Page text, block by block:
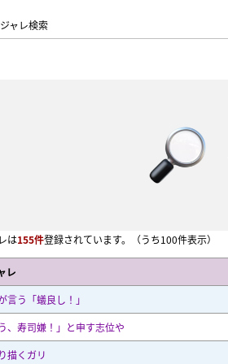
ャレ検索
は155件登録されています。 （うち100件表示）
レ
言う「蟻良し！」
、寿司嫌！」と申す志位や
描くガリ